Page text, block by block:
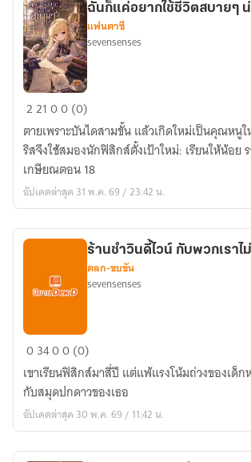
ฉัน
แค่
อยาก
ใช้
ชี
สบายๆ
ฉันก็แค่อยากใช้ชีวิตสบายๆ น่
แฟนตาซี
sevensenses
22100 (0)
ตายเพราะบันไดสามขั้น แล้วเกิดใหม่เป็นคุณหนูใ
ริสจึงใช้สมองนักฟิสิกส์ตั้งเป้าใหม่: เรียนให้น้อย
เกษียณตอน 18
อัปเดตล่าสุด 31 พ.ค. 69 / 23:42 น.
ร้าน
วิน
ดี้
ไวน์
ร้านชำวินดี้ไวน์ กับพวกเราไ
ตลก-ขบขัน
sevensenses
03400 (0)
เขาเรียนฟิสิกส์มาสี่ปี แต่แพ้แรงโน้มถ่วงของเด็
กับสมุดปกดาวของเธอ
อัปเดตล่าสุด 30 พ.ค. 69 / 11:42 น.